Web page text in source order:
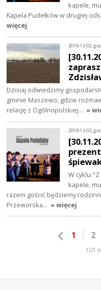
kapele,
Kapela Pudełków w drugiej
więcej
2019-12-02,
Dzisiaj odwiedzimy
gminie Maszewo, gdzie
relację z Ogólnopolskiej… »
2019-12-02,
W cyklu
kapele,
razem gościć będziemy
Przeworska… » więcej
1 2
101